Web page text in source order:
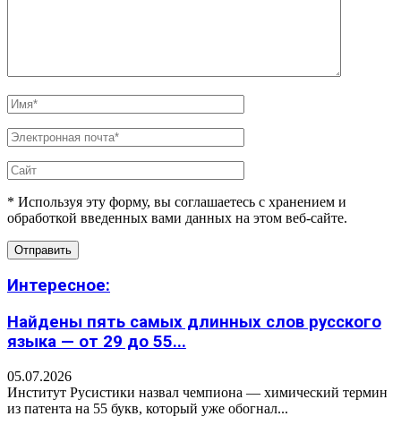
* Используя эту форму, вы соглашаетесь с хранением и
обработкой введенных вами данных на этом веб-сайте.
Интересное:
Найдены пять самых длинных слов русского
языка — от 29 до 55...
05.07.2026
Институт Русистики назвал чемпиона — химический термин
из патента на 55 букв, который уже обогнал...